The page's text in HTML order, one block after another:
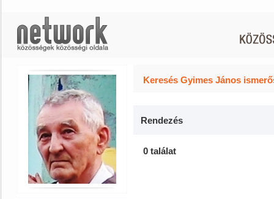
Keresés Gyimes János
Rendezés
0 találat